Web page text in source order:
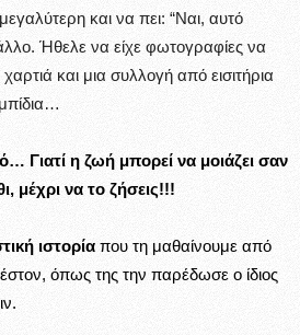
και να πει: “Ναι, αυτό
Ήθελε να είχε φωτογραφίες να
και μια συλλογή από εισιτήρια
Γιατί η ζωή μπορεί να μοιάζει σαν
μέχρι να το ζήσεις!!!
ιστορία που τη μαθαίνουμε από
όπως της την παρέδωσε ο ίδιος